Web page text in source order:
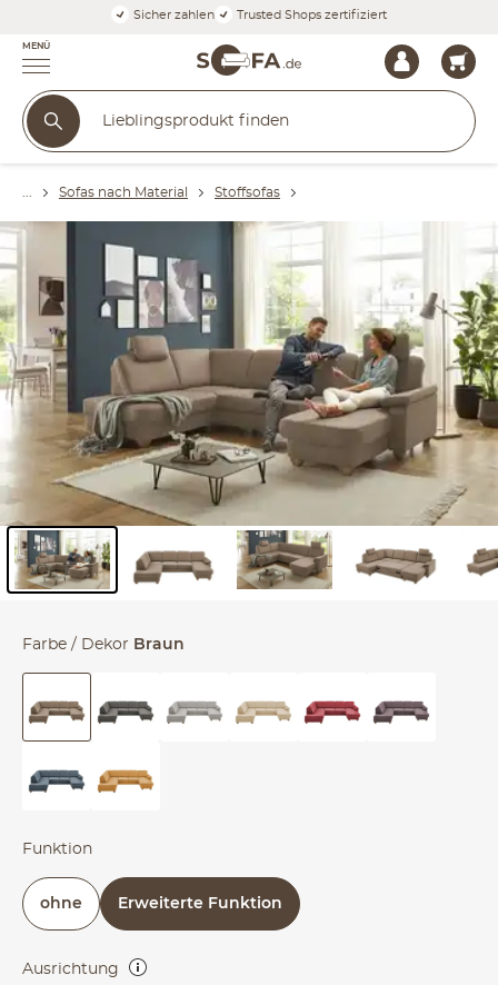
Sicher zahlen Trusted Shops zertifiziert
MENÜ
Sofas nach Material Stoffsofas
Farbe / Dekor Braun
Funktion
ohne Erweiterte Funktion
Ausrichtung